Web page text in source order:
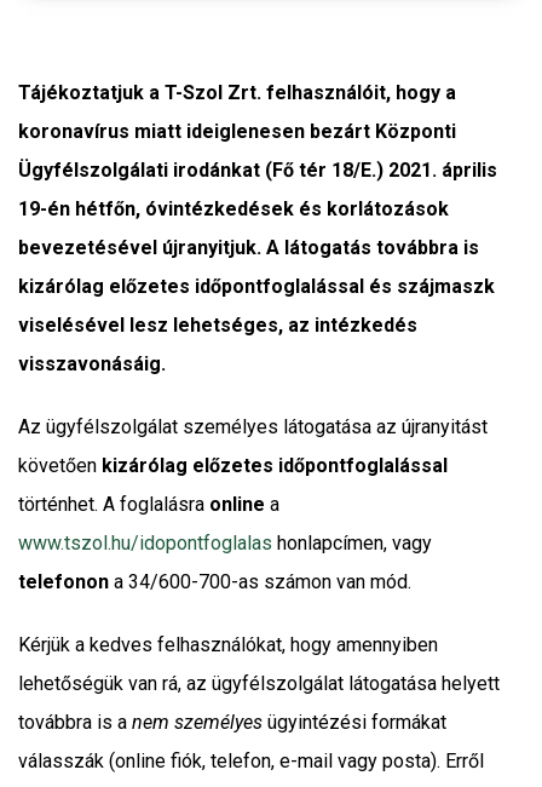
Tájékoztatjuk a T-Szol Zrt. felhasználóit, hogy a
koronavírus miatt ideiglenesen bezárt Központi
Ügyfélszolgálati irodánkat (Fő tér 18/E.) 2021. április
19-én hétfőn, óvintézkedések és korlátozások
bevezetésével újranyitjuk. A látogatás továbbra is
kizárólag előzetes időpontfoglalással és szájmaszk
viselésével lesz lehetséges, az intézkedés
visszavonásáig.
Az ügyfélszolgálat személyes látogatása az újranyitást
követően kizárólag előzetes időpontfoglalással
történhet. A foglalásra online a
www.tszol.hu/idopontfoglalas honlapcímen, vagy
telefonon a 34/600-700-as számon van mód.
Kérjük a kedves felhasználókat, hogy amennyiben
lehetőségük van rá, az ügyfélszolgálat látogatása helyett
továbbra is a nem személyes ügyintézési formákat
válasszák (online fiók, telefon, e-mail vagy posta). Erről